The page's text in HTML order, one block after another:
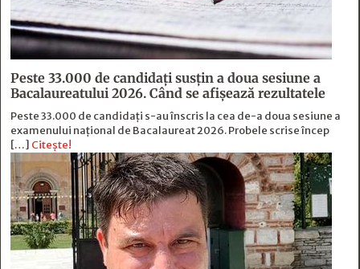
Peste 33.000 de candidați susțin a doua sesiune a
Bacalaureatului 2026. Când se afișează rezultatele
Peste 33.000 de candidați s-au înscris la cea de-a doua sesiune a
examenului național de Bacalaureat 2026. Probele scrise încep
[…] Citește!